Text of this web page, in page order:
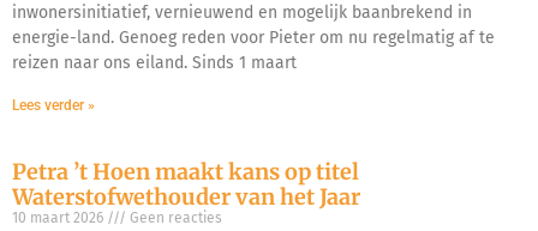
inwonersinitiatief, vernieuwend en mogelijk baanbrekend in
energie-land. Genoeg reden voor Pieter om nu regelmatig af te
reizen naar ons eiland. Sinds 1 maart
Lees verder »
Petra ’t Hoen maakt kans op titel
Waterstofwethouder van het Jaar
10 maart 2026 Geen reacties